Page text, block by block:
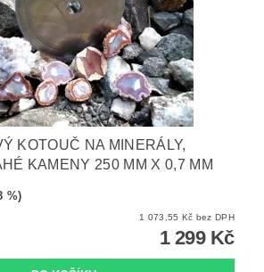
KOTOUČ NA MINERÁLY,
KAMENY 250 MM X 0,7 MM
%)
1 073,55 Kč bez DPH
1 299 Kč